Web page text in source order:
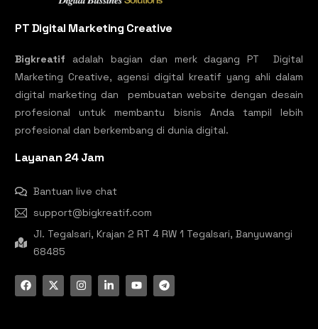
PT Digital Marketing Creative
Bigkreatif adalah bagian dan merk dagang PT Digital
Marketing Creative, agensi digital kreatif yang ahli dalam
digital marketing dan pembuatan website dengan desain
profesional untuk membantu bisnis Anda tampil lebih
profesional dan berkembang di dunia digital.
Layanan 24 Jam
Bantuan live chat
support@bigkreatif.com
Jl. Tegalsari, Krajan 2 RT 4 RW 1 Tegalsari, Banyuwangi
68485